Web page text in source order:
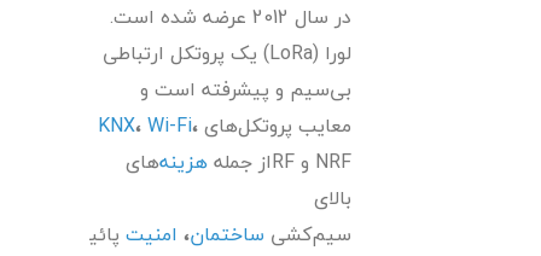
در سال 2012 عرضه شده است.
لورا (LoRa) یک پروتکل ارتباطی
بی‌سیم و پیشرفته است و
معایب پروتکل‌های
KNX،Wi-Fi،
NRF و RFاز جمله
هزینه‌های
بالای
سیم‌کشی ساختمان، امنیت پائین،